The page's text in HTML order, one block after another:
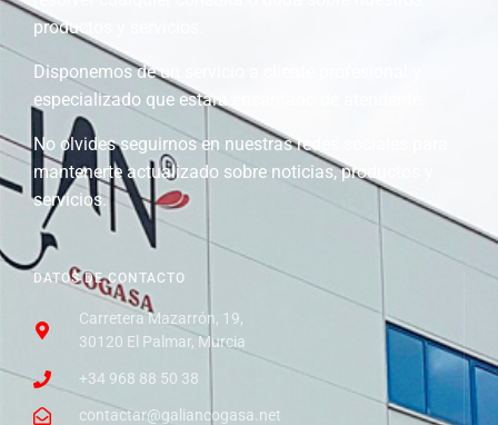
productos y servicios.
Disponemos de un servicio a cliente profesional y
especializado que estará encantado de atendente.
No olvides seguirnos en nuestras redes sociales para
mantenerte actualizado sobre noticias, productos y
servicios.
DATOS DE CONTACTO
Carretera Mazarrón, 19,
30120 El Palmar, Murcia
+34 968 88 50 38
contactar@galiancogasa.net